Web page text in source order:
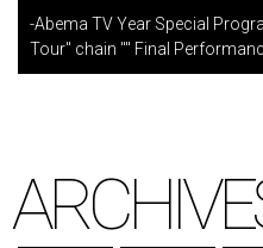
-Abema TV Year Special
Tour" chain "" Final